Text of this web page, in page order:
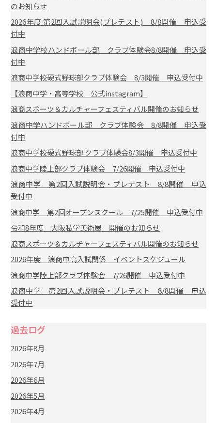
のお知らせ
2026年度 第2回入試説明会(プレテスト) 8/8開催 申込受
付中
浪商中学校ハンドボール部 クラブ体験会8/8開催 申込受
付中
浪商中学校硬式野球部クラブ体験会 8/3開催 申込受付中
【浪商中学・高等学校 公式instagram】
浪商スポーツ＆カルチャーフェスティバル開催のお知らせ
浪商中学ハンドボール部 クラブ体験会 8/8開催 申込受
付中
浪商中学校硬式野球部 クラブ体験会8/3開催 申込受付中
浪商中学陸上部クラブ体験会 7/26開催 申込受付中
浪商中学 第2回入試説明会・プレテスト 8/8開催 申込
受付中
浪商中学 第2回オープンスクール 7/25開催 申込受付中
令和8年度 大阪私学美術展 開催のお知らせ
浪商スポーツ＆カルチャーフェスティバル開催のお知らせ
2026年度 浪商中高入試関係 イベントスケジュール
浪商中学陸上部クラブ体験会 7/26開催 申込受付中
浪商中学 第2回入試説明会・プレテスト 8/8開催 申込
受付中
過去ログ
2026年8月
2026年7月
2026年6月
2026年5月
2026年4月